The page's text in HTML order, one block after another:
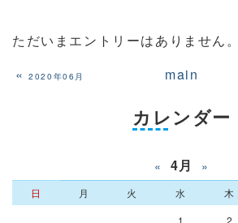
ただいまエントリーはありません。
«2020年06月 main
カレンダー
« 4月 »
日 月 火 水 木
1
2